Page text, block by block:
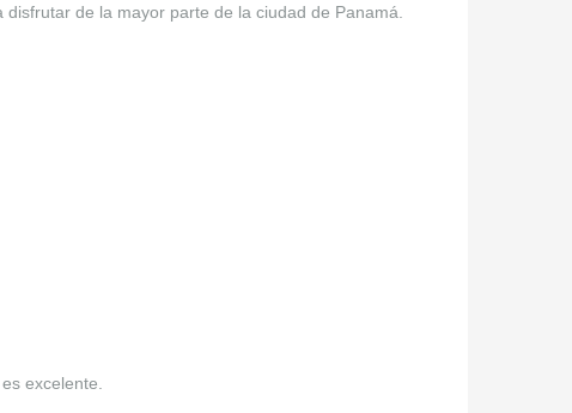
de la mayor parte de la ciudad de Panamá.
excelente.